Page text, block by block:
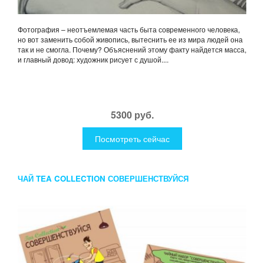
Фотография – неотъемлемая часть быта современного человека,
но вот заменить собой живопись, вытеснить ее из мира людей она
так и не смогла. Почему? Объяснений этому факту найдется масса,
и главный довод: художник рисует с душой....
5300 руб.
Посмотреть сейчас
ЧАЙ TEA COLLECTION СОВЕРШЕНСТВУЙСЯ